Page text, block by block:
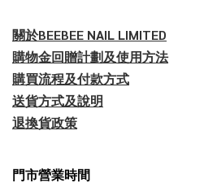
關於BEEBEE NAIL LIMITED
購物金回贈計劃及使用方法
購買流程及付款方式
送貨方式及說明
退換貨政策
門市營業時間